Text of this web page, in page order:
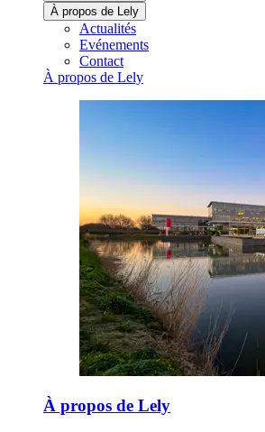
À propos de Lely
Actualités
Evénements
Contact
À propos de Lely
À propos de Lely